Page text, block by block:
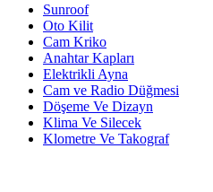
Sunroof
Oto Kilit
Cam Kriko
Anahtar Kapları
Elektrikli Ayna
Cam ve Radio Düğmesi
Döşeme Ve Dizayn
Klima Ve Silecek
Klometre Ve Takograf